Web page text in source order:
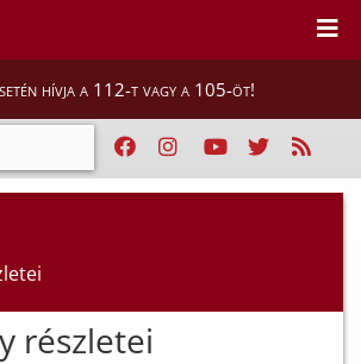
hívja a 112-t vagy a 105-öt!
részletei